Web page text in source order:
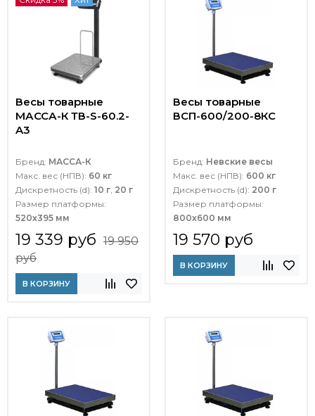
Весы товарные
МАССА-К ТВ-S-60.2-
A3
Бренд: МАССА-К
Макс. вес (НПВ): 60 кг
Дискретность (d): 10 г, 20 г
Размер платформы:
520х395 мм
19 339 руб 19 950
руб
В КОРЗИНУ
Весы товарные
ВСП-600/200-8КС
Бренд: Невские весы
Макс. вес (НПВ): 600 кг
Дискретность (d): 200 г
Размер платформы:
800х600 мм
19 570 руб
В КОРЗИНУ